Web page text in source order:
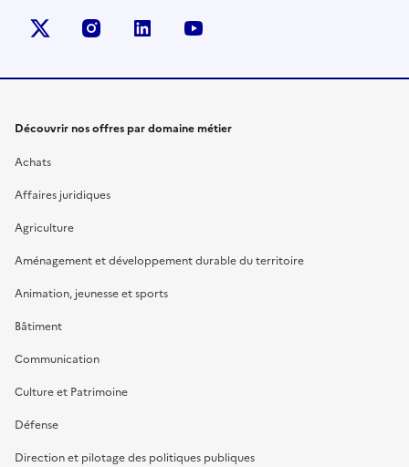
X (anciennement Twitter)
instagramlinkedin
Découvrir nos offres par domaine métier
Achats
Affaires juridiques
Agriculture
Aménagement et développement durable du territoire
Animation, jeunesse et sports
Bâtiment
Communication
Culture et Patrimoine
Défense
Direction et pilotage des politiques publiques